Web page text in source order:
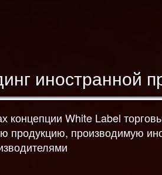
иностранной
White Label
продукцию, производимую